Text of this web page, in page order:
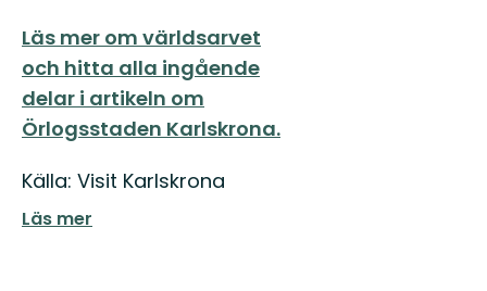
Läs mer om världsarvet
och hitta alla ingående
delar i artikeln om
Örlogsstaden Karlskrona.
Källa: Visit Karlskrona
Läs mer